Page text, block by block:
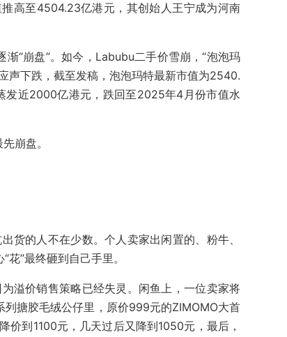
高至4504.23亿港元，其创始人王宁成为河南
“崩盘”。如今，Labubu二手价雪崩，“泡泡玛
声下跌，截至发稿，泡泡玛特最新市值为2540.
近2000亿港元，跌回至2025年4月份市值水
崩盘。
货的人不在少数。个人卖家出闲置的、粉牛、
”最终砸到自己手里。
溢价销售策略已经失灵。闲鱼上，一位卖家将
搪胶毛绒公仔里，原价999元的ZIMOMO大首
到1100元，几天过后又降到1050元，最后，